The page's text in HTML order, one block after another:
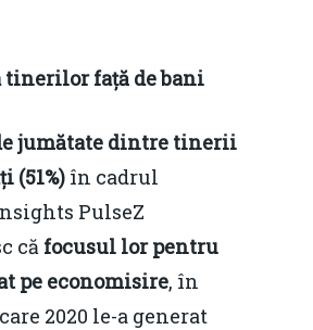
față de bani
jumătate dintre tinerii
(51%) în cadrul
PulseZ
că focusul lor pentru
pe economisire, în
2020 le-a generat